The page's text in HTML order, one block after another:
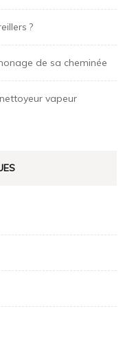
?
de sa cheminée
vapeur